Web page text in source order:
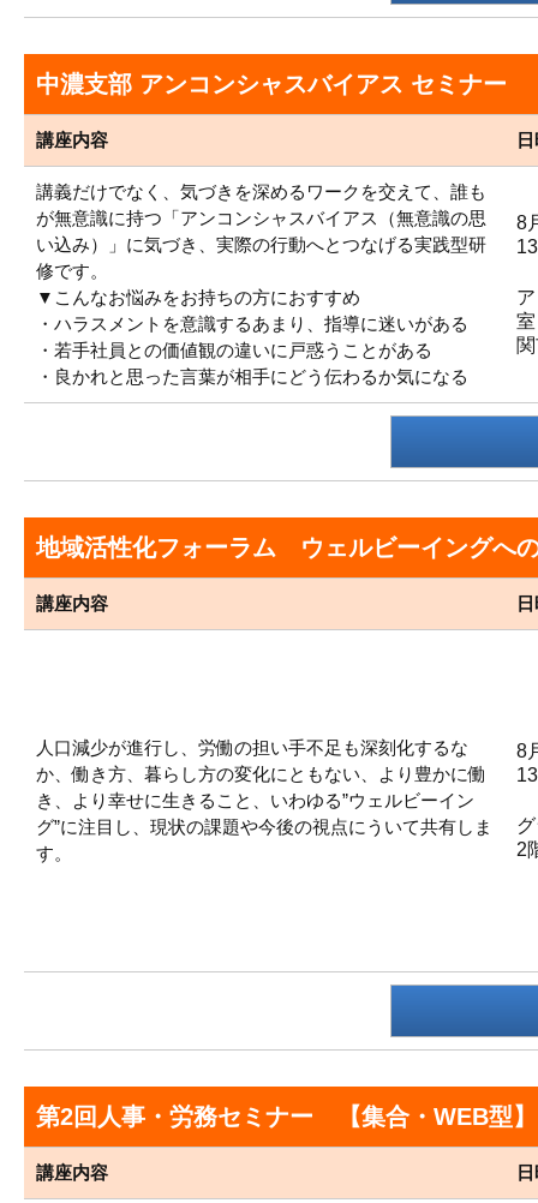
中濃支部 アンコンシャスバイアス セミナー
講座内容
講義だけでなく、気づきを深めるワークを交えて、誰も
が無意識に持つ「アンコンシャスバイアス（無意識の思
い込み）」に気づき、実際の行動へとつなげる実践型研
修です。
▼こんなお悩みをお持ちの方におすすめ
・ハラスメントを意識するあまり、指導に迷いがある
・若手社員との価値観の違いに戸惑うことがある
・良かれと思った言葉が相手にどう伝わるか気になる
8
室
地域活性化フォーラム ウェルビーイングへ
講座内容
人口減少が進行し、労働の担い手不足も深刻化するな
か、働き方、暮らし方の変化にともない、より豊かに働
き、より幸せに生きること、いわゆる”ウェルビーイン
グ”に注目し、現状の課題や今後の視点にういて共有しま
す。
8
2
第2回人事・労務セミナー 【集合・WEB型】
講座内容